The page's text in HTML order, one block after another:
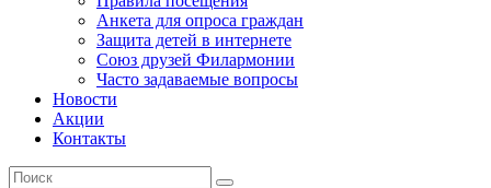
Анкета для опроса граждан
Защита детей в интернете
Союз друзей Филармонии
Часто задаваемые вопросы
Новости
Акции
Контакты